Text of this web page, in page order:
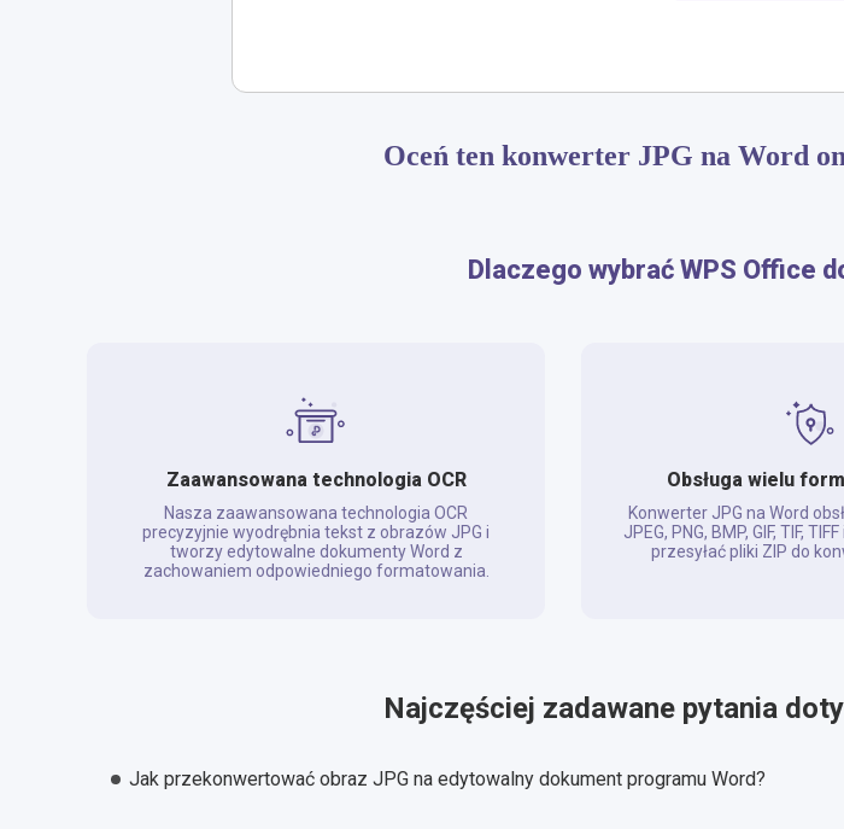
Oceń ten konwerter JPG na Word
Dlaczego wybrać WPS Office
Zaawansowana technologia OCR
Nasza zaawansowana technologia OCR
precyzyjnie wyodrębnia tekst z obrazów JPG i
tworzy edytowalne dokumenty Word z
zachowaniem odpowiedniego formatowania.
Obsługa wielu
Konwerter JPG na Word
JPEG, PNG, BMP, GIF, TIF,
przesyłać pliki ZIP do
Najczęściej zadawane pytania
Jak przekonwertować obraz JPG na edytowalny dokument programu Word?